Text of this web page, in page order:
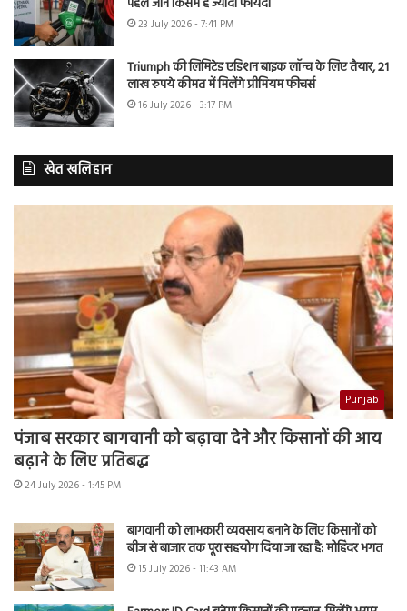
23 July 2026 - 7:41 PM
Triumph की लिमिटेड एडिशन बाइक लॉन्च के लिए तैयार, 21
लाख रुपये कीमत में मिलेंगे प्रीमियम फीचर्स
16 July 2026 - 3:17 PM
खेत खलिहान
Punjab
पंजाब सरकार बागवानी को बढ़ावा देने और किसानों की आय
बढ़ाने के लिए प्रतिबद्ध
24 July 2026 - 1:45 PM
बागवानी को लाभकारी व्यवसाय बनाने के लिए किसानों को
बीज से बाजार तक पूरा सहयोग दिया जा रहा है: मोहिंदर भगत
15 July 2026 - 11:43 AM